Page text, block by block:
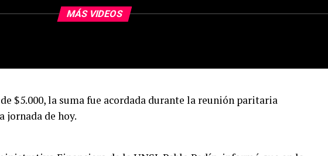
MÁS VIDEOS
$5.000, la suma fue acordada durante la reunión paritaria
jornada de hoy.